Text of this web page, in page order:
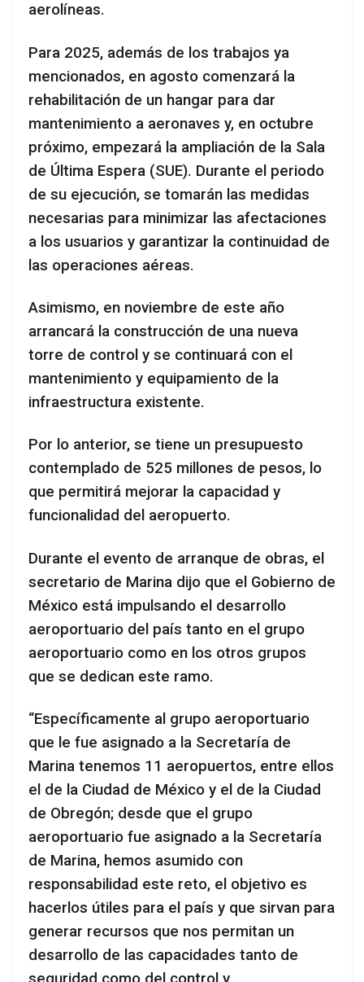
aerolíneas.
Para 2025, además de los trabajos ya
mencionados, en agosto comenzará la
rehabilitación de un hangar para dar
mantenimiento a aeronaves y, en octubre
próximo, empezará la ampliación de la Sala
de Última Espera (SUE). Durante el periodo
de su ejecución, se tomarán las medidas
necesarias para minimizar las afectaciones
a los usuarios y garantizar la continuidad de
las operaciones aéreas.
Asimismo, en noviembre de este año
arrancará la construcción de una nueva
torre de control y se continuará con el
mantenimiento y equipamiento de la
infraestructura existente.
Por lo anterior, se tiene un presupuesto
contemplado de 525 millones de pesos, lo
que permitirá mejorar la capacidad y
funcionalidad del aeropuerto.
Durante el evento de arranque de obras, el
secretario de Marina dijo que el Gobierno de
México está impulsando el desarrollo
aeroportuario del país tanto en el grupo
aeroportuario como en los otros grupos
que se dedican este ramo.
“Específicamente al grupo aeroportuario
que le fue asignado a la Secretaría de
Marina tenemos 11 aeropuertos, entre ellos
el de la Ciudad de México y el de la Ciudad
de Obregón; desde que el grupo
aeroportuario fue asignado a la Secretaría
de Marina, hemos asumido con
responsabilidad este reto, el objetivo es
hacerlos útiles para el país y que sirvan para
generar recursos que nos permitan un
desarrollo de las capacidades tanto de